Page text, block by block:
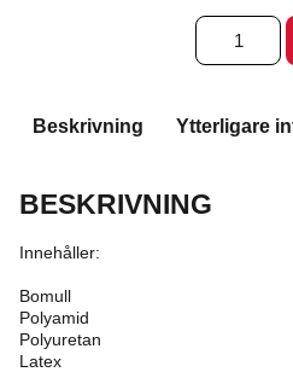
mängd
Beskrivning Ytterligare
BESKRIVNING
Innehåller:
Bomull
Polyamid
Polyuretan
Latex